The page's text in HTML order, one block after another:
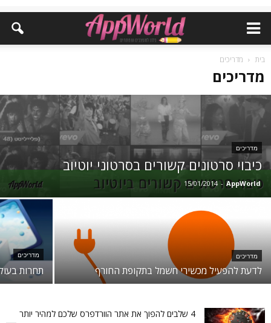
בית מדריכים
מדריכים
מדריכים
כיבוי סרטונים קשורים בסרטוני יוטיוב
AppWorld
-
15/01/2014
מדריכים
לדעת להפעיל מכשירי חשמל בתקופת החורף
מדריכים
תחרות
4 שלבים להפוך את אתר הוורדפרס שלכם למהיר יותר